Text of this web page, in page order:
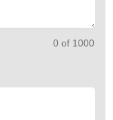
0 of 1000